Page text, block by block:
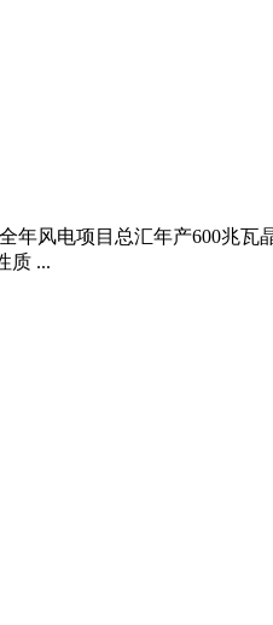
年风电项目总汇年产600兆
质 ...